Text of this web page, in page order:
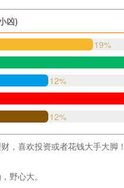
凶)
19%
12%
12%
，喜欢投资或者花钱大手大
野心大。